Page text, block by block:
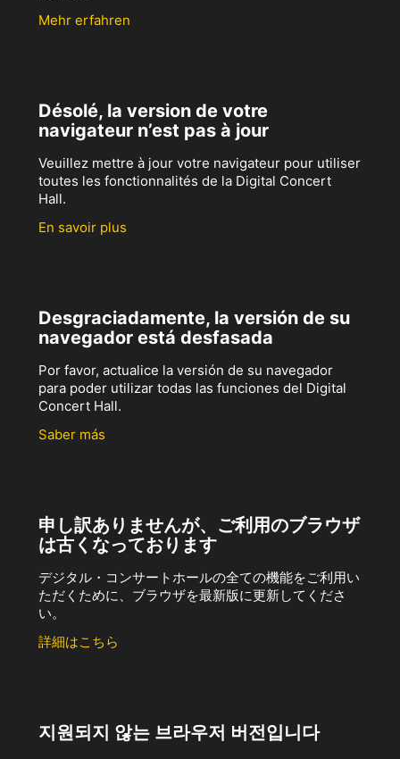
Mehr erfahren
Désolé, la version de votre
navigateur n’est pas à jour
Veuillez mettre à jour votre navigateur pour utiliser
toutes les fonctionnalités de la Digital Concert
Hall.
En savoir plus
Desgraciadamente, la versión de su
navegador está desfasada
Por favor, actualice la versión de su navegador
para poder utilizar todas las funciones del Digital
Concert Hall.
Saber más
申し訳ありませんが、ご利用のブラウザ
は古くなっております
デジタル・コンサートホールの全ての機能をご利用い
ただくために、ブラウザを最新版に更新してくださ
い。
詳細はこちら
지원되지 않는 브라우저 버전입니다